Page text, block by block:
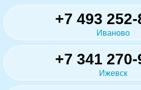
+7 493
Иваново
+7 341
Ижевск